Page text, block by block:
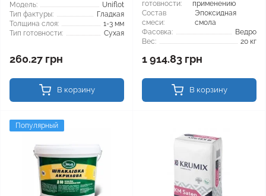
Модель:
Uniflot
Тип фактуры:
Гладкая
Толщина слоя:
1-3 мм
Тип готовности:
Сухая
260.27 грн
В корзину
готовности:
применению
Состав
смеси:
Эпоксидная
смола
Фасовка:
Ведро
Вес:
20 кг
1 914.83 грн
В корзину
Популярный